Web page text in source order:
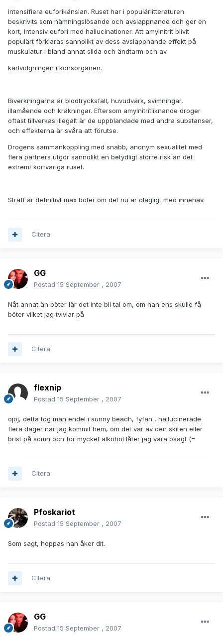
intensifiera euforikänslan. Ruset har i populärlitteraturen
beskrivits som hämningslösande och avslappnande och ger en
kort, intensiv eufori med hallucinationer. Att amylnitrit blivit
populärt förklaras sannolikt av dess avslappnande effekt på
muskulatur i bland annat slida och ändtarm och av
kärlvidgningen i könsorganen.
Biverkningarna är blodtrycksfall, huvudvärk, svimningar,
illamående och kräkningar. Eftersom amylnitritliknande droger
oftast tillverkas illegalt är de uppblandade med andra substanser,
och effekterna är svåra att förutse.
Drogens sammankoppling med snabb, anonym sexualitet med
flera partners utgör sannolikt en betydligt större risk än det
extremt kortvariga ruset.
Straff är definitivt max böter om det nu är olagligt med innehav.
Citera
GG
Postad 15 September , 2007
Nåt annat än böter lär det inte bli tal om, om han ens skulle få
böter vilket jag tvivlar på
Citera
flexnip
Postad 15 September , 2007
ojoj, detta tog man endel i sunny beach, fyfan , hallucinerade
flera dager när jag kommit hem, om det var av den skiten eller
brist på sömn och för mycket alkohol låter jag vara osagt (=
Citera
Pfoskariot
Postad 15 September , 2007
Som sagt, hoppas han åker dit.
Citera
GG
Postad 15 September , 2007